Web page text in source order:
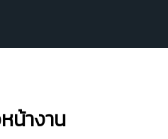
น้างาน